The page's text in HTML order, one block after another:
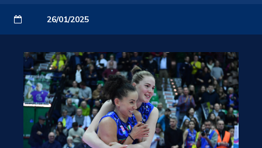
26/01/2025